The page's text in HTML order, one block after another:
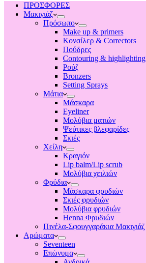
ΠΡΟΣΦΟΡΕΣ
Μακιγιάζ
Πρόσωπο
Make up & primers
Κονσίλερ & Correctors
Πούδρες
Contouring & highlighting
Ρούζ
Bronzers
Setting Sprays
Μάτια
Μάσκαρα
Eyeliner
Μολύβια ματιών
Ψεύτικες βλεφαρίδες
Σκιές
Χείλη
Κραγιόν
Lip balm/Lip scrub
Μολύβια χειλιών
Φρύδια
Μάσκαρα φρυδιών
Σκιές φρυδιών
Μολύβια φρυδιών
Henna Φρυδιών
Πινέλα-Σφουγγαράκια Μακιγιάζ
Αρώματα
Seventeen
Επώνυμα